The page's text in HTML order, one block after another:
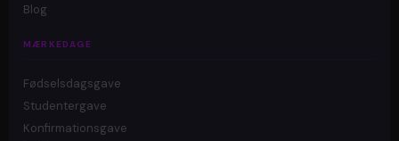
Blog
MÆRKEDAGE
Fødselsdagsgave
Studentergave
Konfirmationsgave